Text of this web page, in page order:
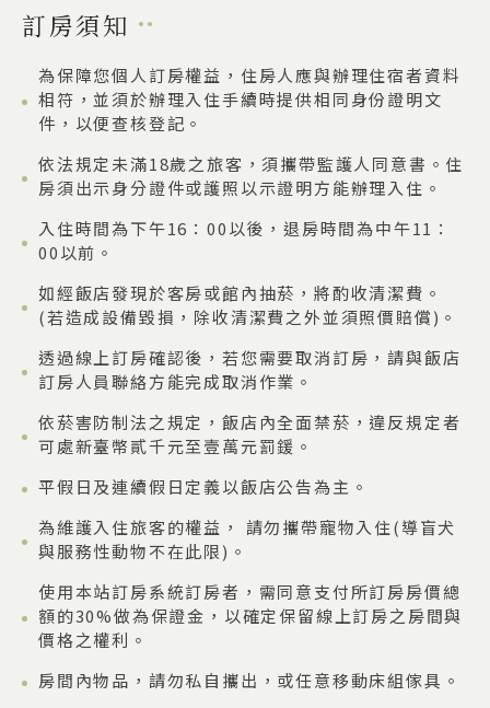
訂房須知
為保障您個人訂房權益，住房人應與辦理住宿者資料
相符，並須於辦理入住手續時提供相同身份證明文
件，以便查核登記。
依法規定未滿18歲之旅客，須攜帶監護人同意書。住
房須出示身分證件或護照以示證明方能辦理入住。
入住時間為下午16：00以後，退房時間為中午11：
00以前。
如經飯店發現於客房或館內抽菸，將酌收清潔費。
(若造成設備毀損，除收清潔費之外並須照價賠償)。
透過線上訂房確認後，若您需要取消訂房，請與飯店
訂房人員聯絡方能完成取消作業。
依菸害防制法之規定，飯店內全面禁菸，違反規定者
可處新臺幣貳千元至壹萬元罰鍰。
平假日及連續假日定義以飯店公告為主。
為維護入住旅客的權益， 請勿攜帶寵物入住(導盲犬
與服務性動物不在此限)。
使用本站訂房系統訂房者，需同意支付所訂房房價總
額的30%做為保證金，以確定保留線上訂房之房間與
價格之權利。
房間內物品，請勿私自攜出，或任意移動床組傢具。